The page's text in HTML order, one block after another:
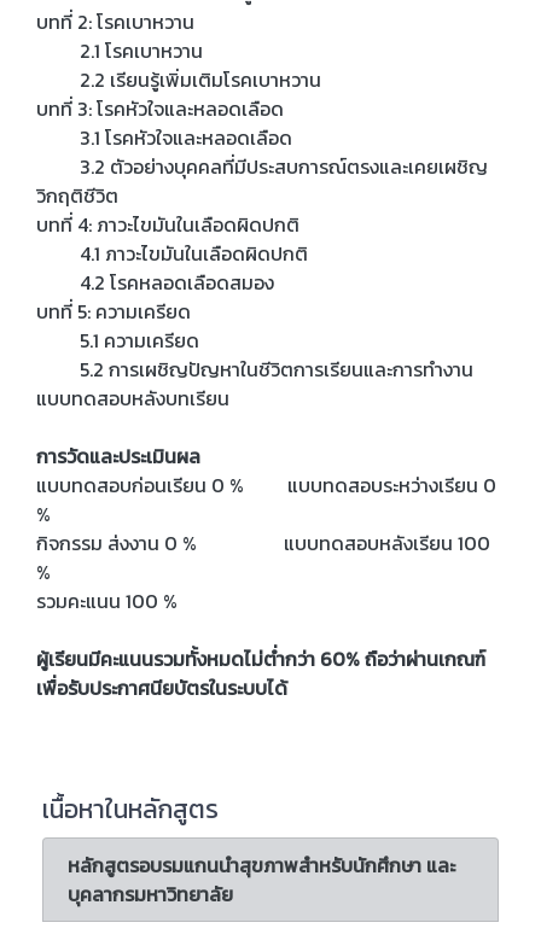
บทที่ 2: โรคเบาหวาน
2.1 โรคเบาหวาน
2.2 เรียนรู้เพิ่มเติมโรคเบาหวาน
บทที่ 3: โรคหัวใจและหลอดเลือด
3.1 โรคหัวใจและหลอดเลือด
3.2 ตัวอย่างบุคคลที่มีประสบการณ์ตรงและเคยเผชิญ
วิกฤติชีวิต
บทที่ 4: ภาวะไขมันในเลือดผิดปกติ
4.1 ภาวะไขมันในเลือดผิดปกติ
4.2 โรคหลอดเลือดสมอง
บทที่ 5: ความเครียด
5.1 ความเครียด
5.2 การเผชิญปัญหาในชีวิตการเรียนและการทำงาน
แบบทดสอบหลังบทเรียน
การวัดและประเมินผล
แบบทดสอบก่อนเรียน 0 % แบบทดสอบระหว่างเรียน 0
%
กิจกรรม ส่งงาน 0 % แบบทดสอบหลังเรียน 100
%
รวมคะแนน 100 %
ผู้เรียนมีคะแนนรวมทั้งหมดไม่ต่ำกว่า 60% ถือว่าผ่านเกณฑ์
เพื่อรับประกาศนียบัตรในระบบได้
เนื้อหาในหลักสูตร
หลักสูตรอบรมแกนนำสุขภาพสำหรับนักศึกษา และ
บุคลากรมหาวิทยาลัย